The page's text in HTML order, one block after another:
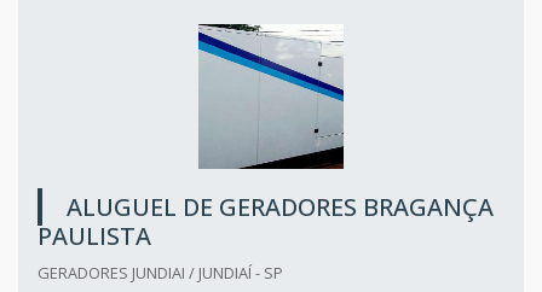
ALUGUEL DE GERADORES BRAGANÇA
PAULISTA
GERADORES JUNDIAI / JUNDIAÍ - SP